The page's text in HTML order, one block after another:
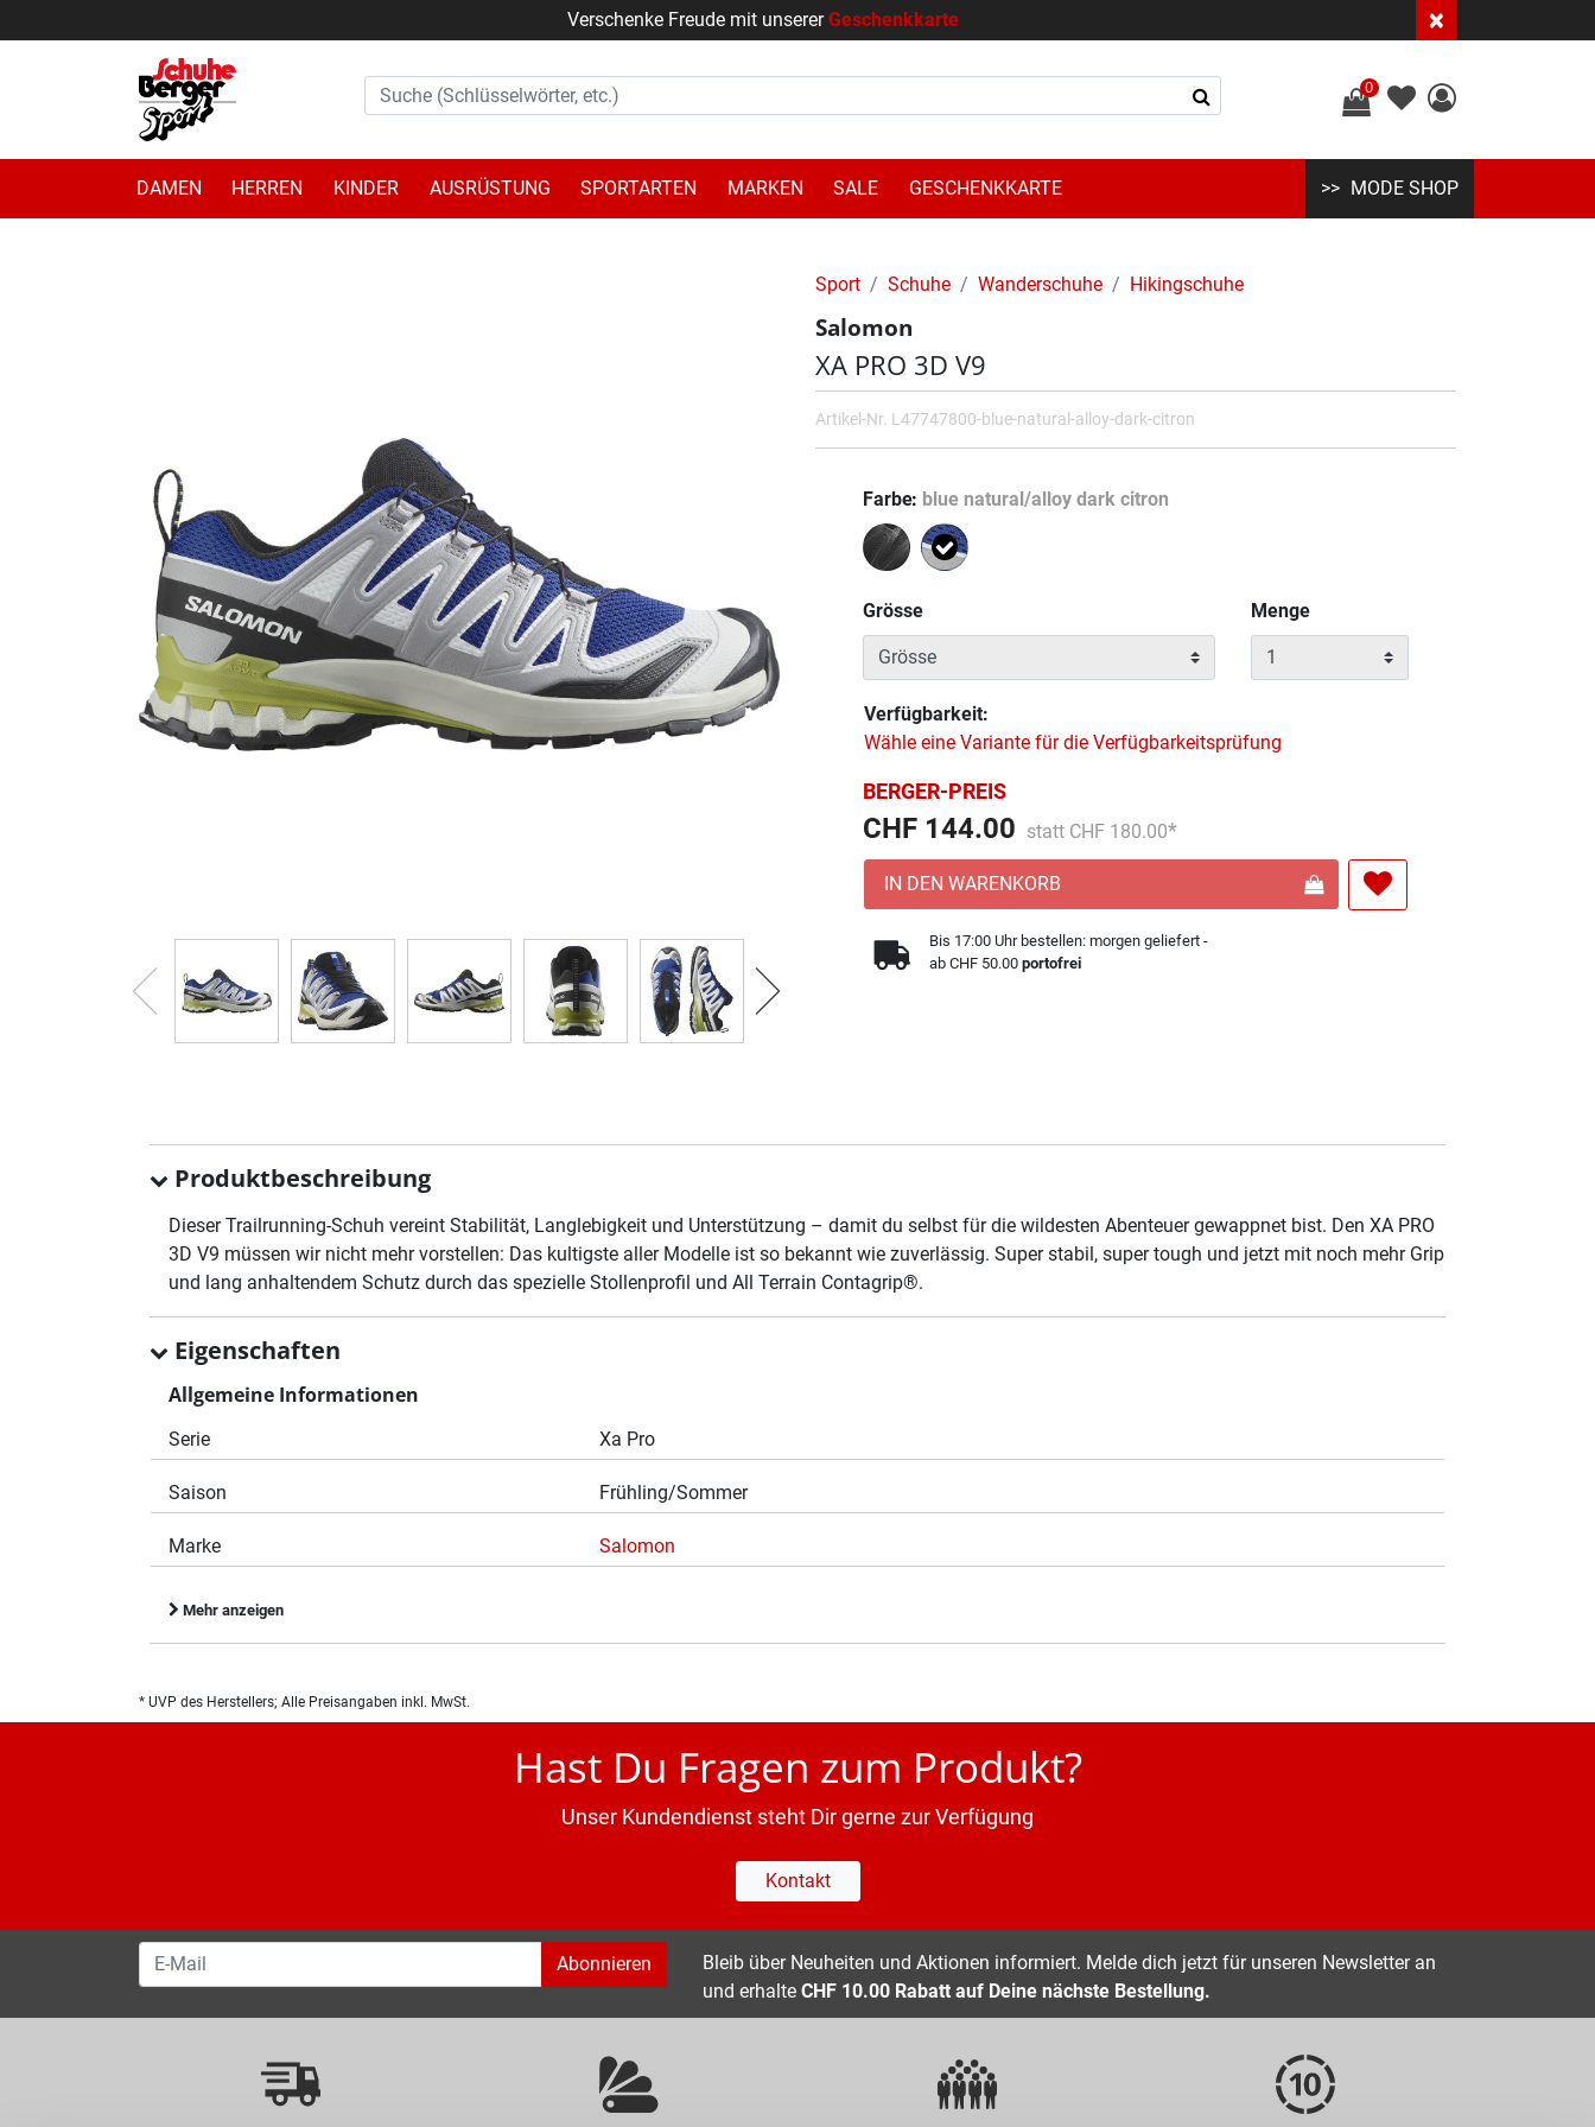
Verschenke Freude mit unsererGeschenkkarte ×
0
DAMEN HERREN KINDER AUSRÜSTUNG SPORTARTEN MARKEN SALE GESCHENKKARTE MODE SHOP
Sport Schuhe Wanderschuhe Hikingschuhe
Salomon
XA PRO 3D V9
Artikel-Nr. L47747800-blue-natural-alloy-dark-citron
Farbe blue natural/alloy dark citron
Grösse
Menge
Verfügbarkeit:
Wähle eine Variante für die Verfügbarkeitsprüfung
BERGER-PREIS
CHF 144.00 Preis reduziert von
statt CHF 180.00
An
IN DEN WARENKORB
Bis 17:00 Uhr bestellen: morgen geliefert -
ab CHF 50.00portofrei
Produktbeschreibung
Dieser Trailrunning-Schuh vereint Stabilität, Langlebigkeit und Unterstützung – damit du selbst für die wildesten Abenteuer gewappnet bist. Den XA PRO
3D V9 müssen wir nicht mehr vorstellen: Das kultigste aller Modelle ist so bekannt wie zuverlässig. Super stabil, super tough und jetzt mit noch mehr Grip
und lang anhaltendem Schutz durch das spezielle Stollenprofil und All Terrain Contagrip®.
Eigenschaften
Allgemeine Informationen
Serie Xa Pro
Saison Frühling/Sommer
Marke Salomon
Mehr anzeigen
* UVP des Herstellers; Alle Preisangaben inkl. MwSt.
Hast Du Fragen zum Produkt?
Unser Kundendienst steht Dir gerne zur Verfügung
Kontakt
Abonnieren
Bleib über Neuheiten und Aktionen informiert. Melde dich jetzt für unseren Newsletter an
und erhalte CHF 10.00 Rabatt auf Deine nächste Bestellung.